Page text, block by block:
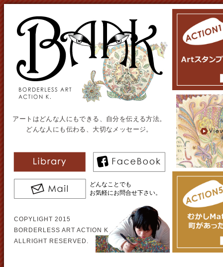
アートはどんな人にもできる、自分を伝える方法。
どんな人にも伝わる、大切なメッセージ。
どんなことでも
お気軽にお問合せ下さい。
COPYLIGHT 2015
BORDERLESS ART ACTION K
ALLRIGHT RESERVED.